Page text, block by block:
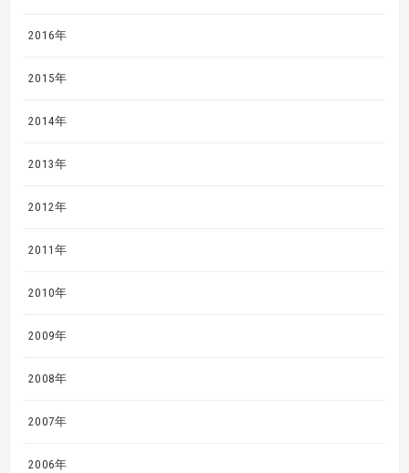
2016年
2015年
2014年
2013年
2012年
2011年
2010年
2009年
2008年
2007年
2006年